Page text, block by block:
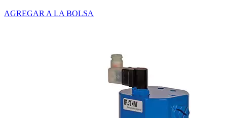
AGREGAR A LA BOLSA